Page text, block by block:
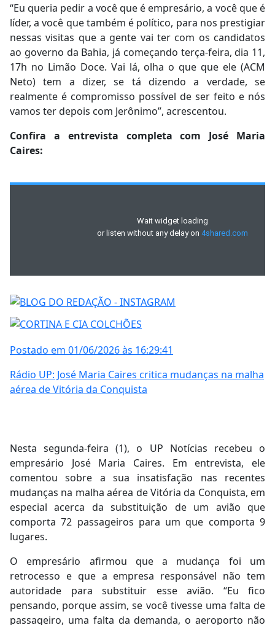
“Eu queria pedir a você que é empresário, a você que é
líder, a você que também é político, para nos prestigiar
nessas visitas que a gente vai ter com os candidatos
ao governo da Bahia, já começando terça-feira, dia 11,
17h no Limão Doce. Vai lá, olha o que que ele (ACM
Neto) tem a dizer, se tá dizendo a verdade, se
realmente é compromisso possível de ser feito e nós
vamos ter depois com Jerônimo”, acrescentou.
Confira a entrevista completa com José Maria
Caires:
Postado em 01/06/2026 às 16:29:41
Rádio UP: José Maria Caires critica mudanças na malha
aérea de Vitória da Conquista
Nesta segunda-feira (1), o UP Notícias recebeu o
empresário José Maria Caires. Em entrevista, ele
comentou sobre a sua insatisfação nas recentes
mudanças na malha aérea de Vitória da Conquista, em
especial acerca da substituição de um avião que
comporta 72 passageiros para um que comporta 9
lugares.
O empresário afirmou que a mudança foi um
retrocesso e que a empresa responsável não tem
autoridade para substituir esse avião. “Eu fico
pensando, porque assim, se você tivesse uma falta de
passageiro, uma falta da demanda, o aeroporto não